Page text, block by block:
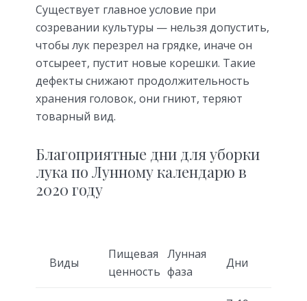
Существует главное условие при
созревании культуры — нельзя допустить,
чтобы лук перезрел на грядке, иначе он
отсыреет, пустит новые корешки. Такие
дефекты снижают продолжительность
хранения головок, они гниют, теряют
товарный вид.
Благоприятные дни для уборки
лука по Лунному календарю в
2020 году
Виды
Пищевая
ценность
Лунная
фаза
Дни